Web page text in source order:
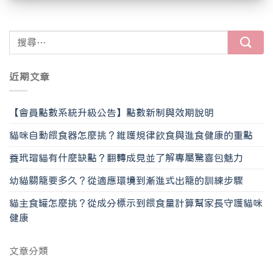
近期文章
【會員點數系統升級公告】點數新制與效期說明
貓咪自動餵食器怎麼挑？維護規律飲食與進食健康的重點
養玳瑁貓有什麼缺點？翻轉成見並了解專屬驚喜包魅力
幼貓關籠要多久？從適應環境到漸進式出籠的訓練步驟
貓主食罐怎麼挑？從成分標示到餵食量計算幫家長守護貓咪
健康
文章分類